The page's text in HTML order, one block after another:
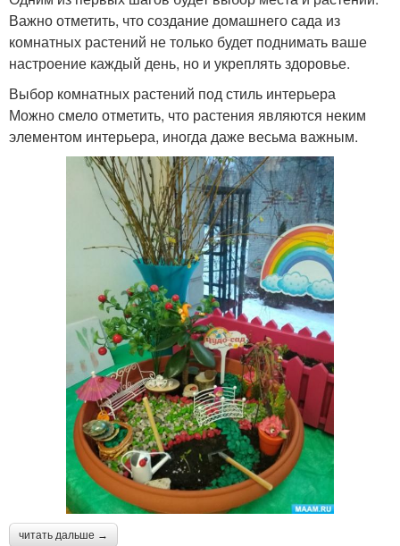
Важно отметить, что создание домашнего сада из
комнатных растений не только будет поднимать ваше
настроение каждый день, но и укреплять здоровье.
Выбор комнатных растений под стиль интерьера
Можно смело отметить, что растения являются неким
элементом интерьера, иногда даже весьма важным.
читать дальше →